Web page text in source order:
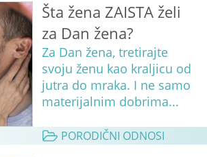
Šta žena ZAISTA želi
za Dan žena?
Za Dan žena, tretirajte
svoju ženu kao kraljicu od
jutra do mraka. I ne samo
materijalnim dobrima...
PORODIČNI ODNOSI